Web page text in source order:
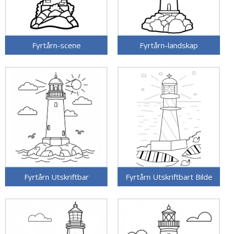
Fyrtårn-scene Fyrtårn-landskap
Fyrtårn Utskriftbar Fyrtårn Utskriftbart Bilde